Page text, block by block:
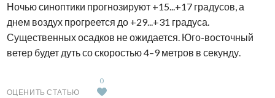
Ночью синоптики прогнозируют +15...+17 градусов, а
днем воздух прогреется до +29...+31 градуса.
Существенных осадков не ожидается. Юго-восточный
ветер будет дуть со скоростью 4–9 метров в секунду.
ОЦЕНИТЬ СТАТЬЮ
0